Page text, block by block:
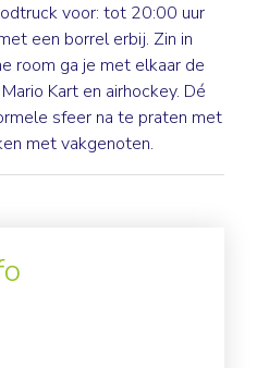
voor: tot 20:00 uur
een borrel erbij. Zin in
room ga je met elkaar de
Kart en airhockey. Dé
sfeer na te praten met
met vakgenoten.